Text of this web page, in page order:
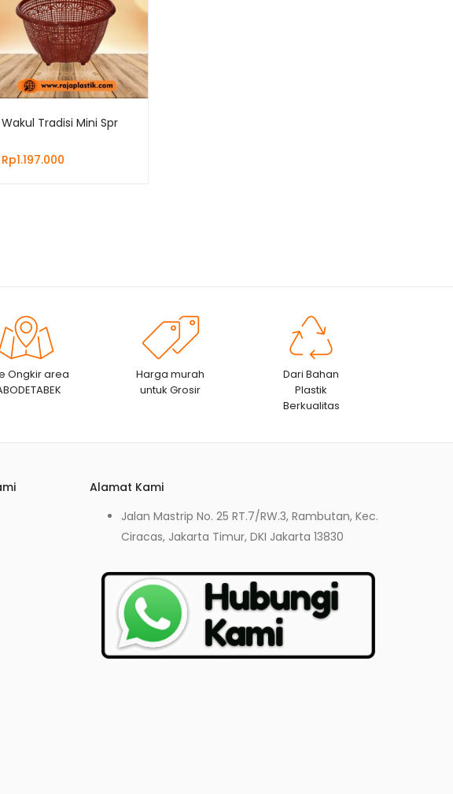
Wakul Tradisi Mini Spr
Rp1.197.000
Ongkir area
Harga murah
untuk Grosir
Dari Bahan
Plastik
Berkualitas
Alamat Kami
Jalan Mastrip No. 25 RT.7/RW.3, Rambutan, Kec.
Ciracas, Jakarta Timur, DKI Jakarta 13830